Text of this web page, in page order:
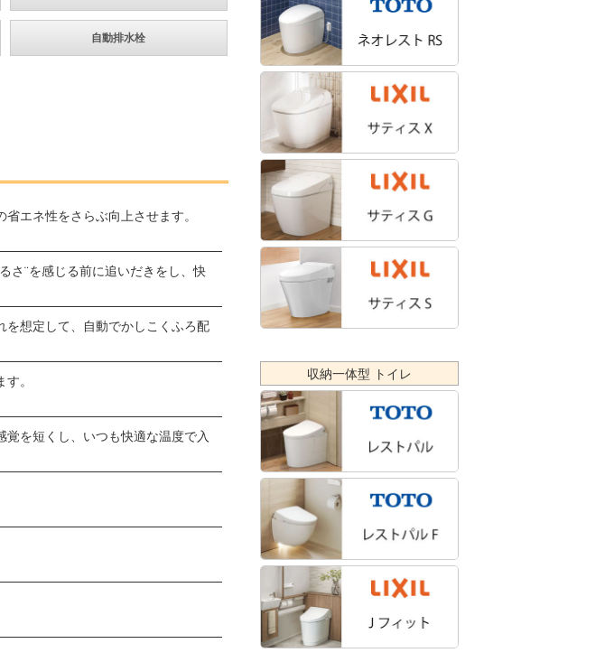
自動排水栓
エネ性をさらぶ向上させます。
さ¨を感じる前に追いだきをし、快
を想定して、自動でかしこくふろ配
。
を短くし、いつも快適な温度で入
収納一体型 トイレ